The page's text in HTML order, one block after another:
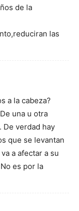
de la
las
a la cabeza?
una u otra
De verdad hay
que se levantan
a afectar a su
es por la